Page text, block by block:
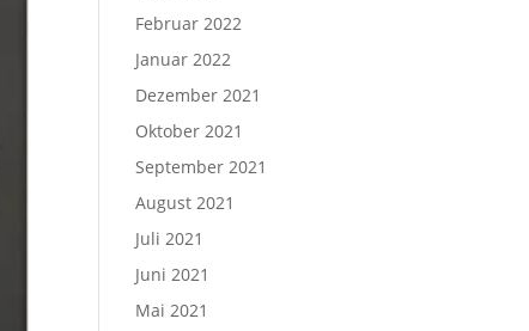
Februar 2022
Januar 2022
Dezember 2021
Oktober 2021
September 2021
August 2021
Juli 2021
Juni 2021
Mai 2021